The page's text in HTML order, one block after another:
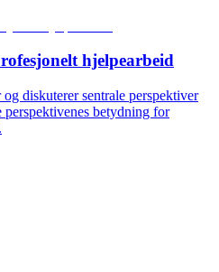
hjelpearbeid
diskuterer sentrale perspektiver
betydning for